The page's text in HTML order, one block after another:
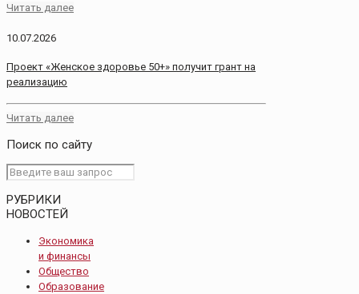
Читать далее
10.07.2026
Проект «Женское здоровье 50+» получит грант на
реализацию
Читать далее
Поиск по сайту
РУБРИКИ
НОВОСТЕЙ
Экономика
и финансы
Общество
Образование